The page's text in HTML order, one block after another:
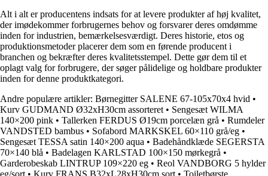
Alt i alt er producentens indsats for at levere produkter af høj kvalitet,
der imødekommer forbrugernes behov og forsvarer deres omdømme
inden for industrien, bemærkelsesværdigt. Deres historie, etos og
produktionsmetoder placerer dem som en førende producent i
branchen og bekræfter deres kvalitetsstempel. Dette gør dem til et
oplagt valg for forbrugere, der søger pålidelige og holdbare produkter
inden for denne produktkategori.
Andre populære artikler: Børnegitter SALENE 67-105x70x4 hvid •
Kurv GUDMAND Ø32xH30cm assorteret • Sengesæt WILMA
140×200 pink • Tallerken FERDUS Ø19cm porcelæn grå • Rumdeler
VANDSTED bambus • Sofabord MARKSKEL 60×110 grå/eg •
Sengesæt TESSA satin 140×200 aqua • Badehåndklæde SEGERSTA
70×140 blå • Badelagen KARLSTAD 100×150 mørkegrå •
Garderobeskab LINTRUP 109×220 eg • Reol VANDBORG 5 hylder